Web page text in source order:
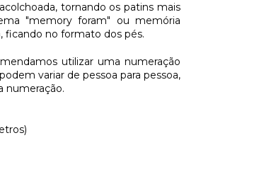
tornando os patins mais
"memory foram" ou memória
ficando no formato dos pés.
utilizar uma numeração
variar de pessoa para pessoa,
numeração.